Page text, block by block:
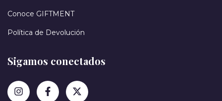
Conoce GIFTMENT
Política de Devolución
Sigamos conectados